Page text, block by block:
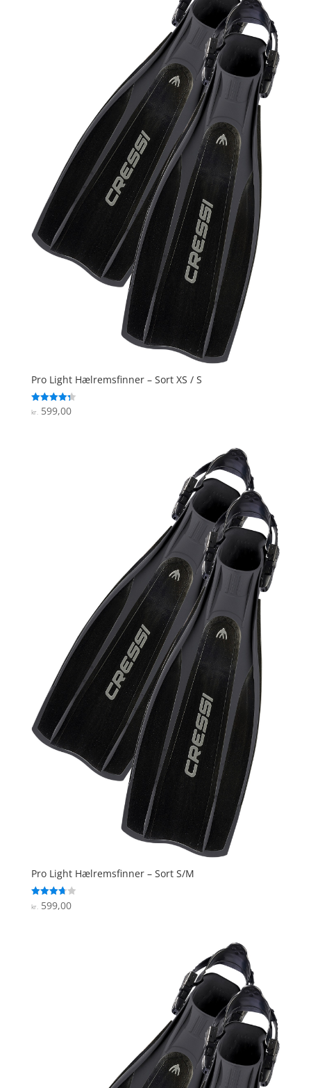
Pro Light Hælremsfinner – Sort XS / S
Vurderet
4.3
kr.599,00
Pro Light Hælremsfinner – Sort S/M
Vurderet
3.7
kr.599,00